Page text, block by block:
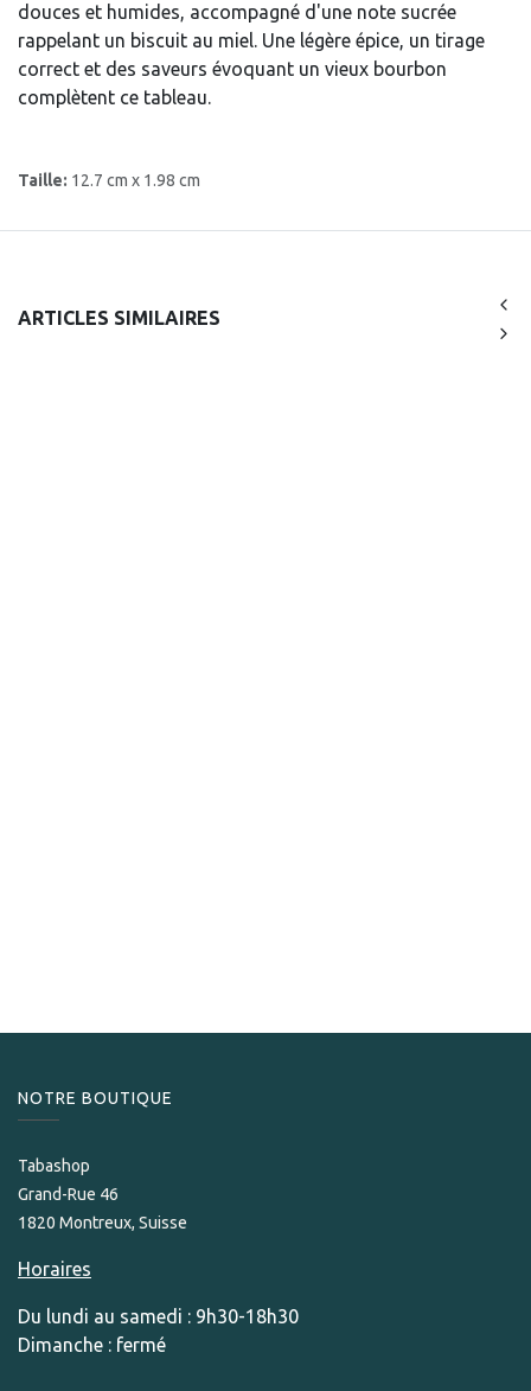
douces et humides, accompagné d'une note sucrée
rappelant un biscuit au miel. Une légère épice, un tirage
correct et des saveurs évoquant un vieux bourbon
complètent ce tableau.
Taille: 12.7 cm x 1.98 cm
ARTICLES SIMILAIRES
NOTRE BOUTIQUE
Tabashop
Grand-Rue 46
1820 Montreux, Suisse
Horaires
Du lundi au samedi : 9h30-18h30
Dimanche : fermé